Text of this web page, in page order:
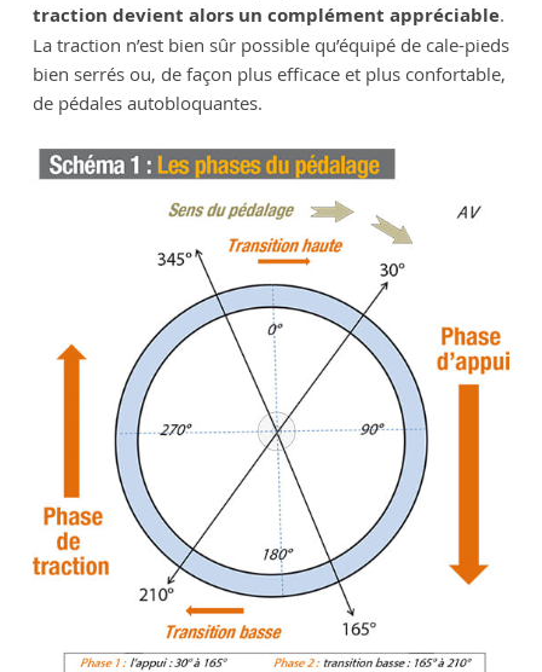
traction devient alors un complément appréciable.
La traction n’est bien sûr possible qu’équipé de cale-pieds
bien serrés ou, de façon plus efficace et plus confortable,
de pédales autobloquantes.